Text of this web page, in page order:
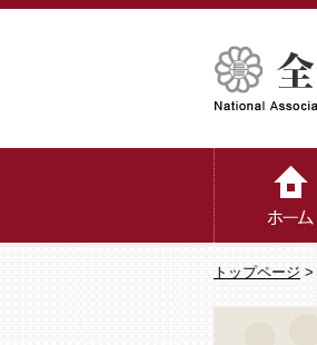
トップページ >